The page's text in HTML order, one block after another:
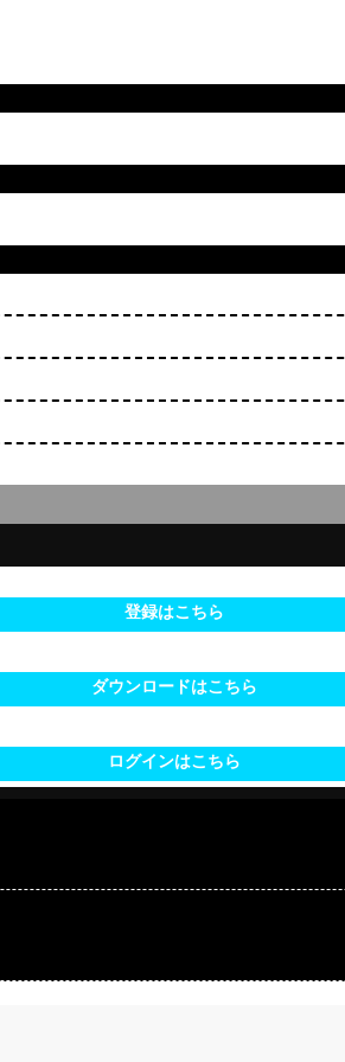
登録はこちら
ダウンロードはこちら
ログインはこちら